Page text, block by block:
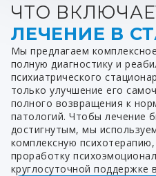
ЧТО
ЛЕЧЕНИЕ В
Мы предлагаем
полную диагностику и
психиатрического
только улучшение его
полного возвращения к
патологий. Чтобы лечение
достигнутым, мы
комплексную
проработку
круглосуточной поддержке